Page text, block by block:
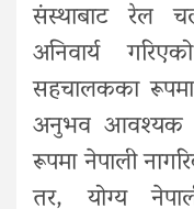
संस्थाबाट रेल
अनिवार्य
सहचालकका
अनुभव आवश्यक
रूपमा नेपाली
तर, योग्य